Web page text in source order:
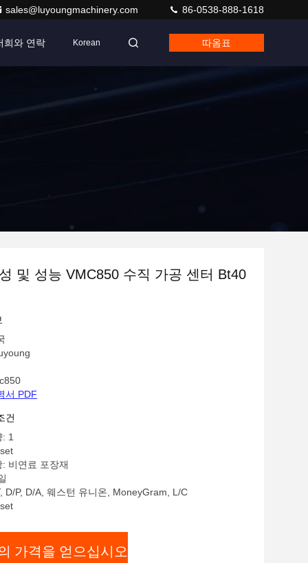
sales@luyoungmachinery.com 86-0538-888-1618
희와 연락 Korean 따옴표
및 성능 VMC850 수직 가공 센터 Bt40
서 PDF
건
1
비연료 포장재
D/P, D/A, 웨스턴 유니온, MoneyGram, L/C
가격을 얻으십시오